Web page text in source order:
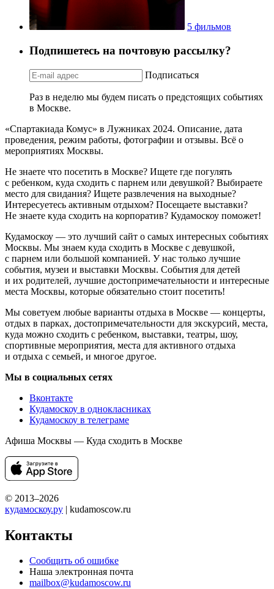
5 фильмов
Подпишетесь на почтовую рассылку?
Подписаться
Раз в неделю мы будем писать о предстоящих событиях
в Москве.
«Спартакиада Комус» в Лужниках 2024. Описание, дата
проведения, режим работы, фотографии и отзывы. Всё о
мероприятиях Москвы.
Не знаете что посетить в Москве? Ищете где погулять
с ребенком, куда сходить с парнем или девушкой? Выбираете
место для свидания? Ищете развлечения на выходные?
Интересуетесь активным отдыхом? Посещаете выставки?
Не знаете куда сходить на корпоратив? Кудамоскоу поможет!
Кудамоскоу — это лучший сайт о самых интересных событиях
Москвы. Мы знаем куда сходить в Москве с девушкой,
с парнем или большой компанией. У нас только лучшие
события, музеи и выставки Москвы. События для детей
и их родителей, лучшие достопримечательности и интересные
места Москвы, которые обязательно стоит посетить!
Мы советуем любые варианты отдыха в Москве — концерты,
отдых в парках, достопримечательности для экскурсий, места,
куда можно сходить с ребенком, выставки, театры, шоу,
спортивные мероприятия, места для активного отдыха
и отдыха с семьей, и многое другое.
Мы в социальных сетях
Вконтакте
Кудамоскоу в однокласниках
Кудамоскоу в телеграме
Афиша Москвы — Куда сходить в Москве
© 2013–2026
кудамоскоу.ру | kudamoscow.ru
Контакты
Сообщить об ошибке
Наша электронная почта
mailbox@kudamoscow.ru